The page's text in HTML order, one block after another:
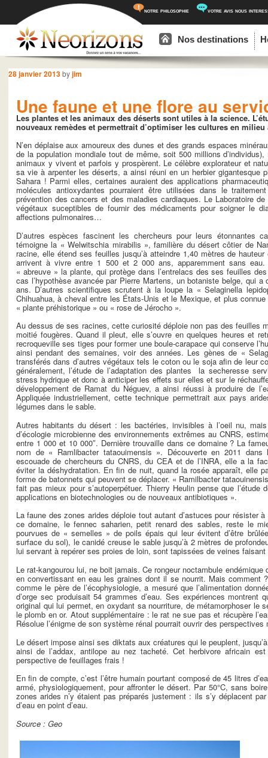
notre philosophie votre avis nous
Aller au contenu principal
Aller au contenu secondaire
Nos destinations
Navigation des articles
Une faune et une flore au
28 janvier 2013byjim
Les plantes et les animaux des déserts sont utiles à la science.
nouveaux remèdes et permettrait d’optimiser les cultures en
N’en déplaise aux amoureux des dunes et des grands espaces
de la population mondiale tout de même, soit 500 millions
animaux y vivent et parfois y prospèrent. Le célèbre explorateur et
sa vie à arpenter les déserts, a ainsi réuni en un herbier gigantesque
Sahara ! Parmi elles, certaines auraient des applications
molécules antioxydantes pourraient être utilisées dans le
prévention des cancers et des maladies cardiaques. Le Laboratoire
végétaux suceptibles de fournir des médicaments pour soigner le
affections pulmonaires…
D’autres espèces fascinent les chercheurs pour leurs étonnantes
témoigne la « Welwitschia mirabilis », familière du désert côtier de
racine, elle étend ses feuilles jusqu’à atteindre 1,40 mètres de
arrivent à vivre entre 1 500 et 2 000 ans, apparemment sans
« abreuve » la plante, qui protège dans l’entrelacs des ses feuilles
cas l’hypothèse avancée par Pierre Martens, un botaniste belge, qui
ans. D’autres scientifiques scrutent à la loupe la « Selaginella
Chihuahua, à cheval entre les États-Unis et le Mexique, et plus
« plante préhistorique » ou « rose de Jérocho ».
Au dessus de ses racines, cette curiosité déploie non pas des feuilles
moitié fougères. Quand il pleut, elle s’ouvre en quelques heures et
recroqueville ses tiges pour former une boule-carapace qui conserve
ainsi pendant des semaines, voir des années. Les gènes de «
transférés dans d’autres végétaux tels le coton ou le soja afin de leur
généralement, l’étude de l’adaptation des plantes la secheresse
stress hydrique et donc à anticiper les effets sur elles et sur le
développement de Ramat du Néguev, a ainsi réussi à produire de
Appliquée industriellement, cette technique permettrait aux pays
légumes dans le sable.
Autres habitants du désert : les bactéries, invisibles à l’oeil nu,
d’écologie microbienne des environnements extrêmes au CNRS,
entre 1 000 et 10 000″. Dernière trouvaille dans ce domaine ? La
nom de « Ramlibacter tataouimensis ». Découverte en 2011
escouade de chercheurs du CNRS, du CEA et de l’INRA, elle a la
éviter la déshydratation. En fin de nuit, quand la rosée apparaît, elle
forme de batonnets qui peuvent se déplacer. « Ramilbacter
fait pas mieux pour s’autoperpétuer. Thierry Heulin pense que
applications en biotechnologies ou de nouveaux antibiotiques ».
La faune des zones arides déploie tout autant d’astuces pour résister
ce domaine, le fennec saharien, petit renard des sables, reste le
pourvues de « semelles » de poils épais qui leur évitent d’être
surface du sol), le canidé creuse le sable jusqu’à 2 mètres de
lui servant à repérer ses proies de loin, sont tapissées de veines
Le rat-kangourou lui, ne boit jamais. Ce rongeur noctambule
en convertissant en eau les graines dont il se nourrit. Mais comment
comme le père de l’écophysiologie, a mesuré que l’alimentation
d’orge sec produisait 54 grammes d’eau. Ses expériences montrent
original qui lui permet, en oxydant sa nourriture, de métamorphoser le
le plomb en or. Atout supplémentaire : le rat ne sue pas et récupère
Résolue l’énigme de son système rénal pourrait ouvrir des
Le désert impose ainsi ses diktats aux créatures qui le peuplent,
ainsi de l’addax, antilope au nez tacheté. Cet herbivore africain
perspective de feuillages frais !
En fin de compte, c’est l’être humain pourtant composé de 45 litres
armé, physiologiquement, pour affronter le désert. Par 50°C, sans
zones arides n’y étaient pas préparés justement : ils s’y déplacent
d’eau en point d’eau.
Source : Geo